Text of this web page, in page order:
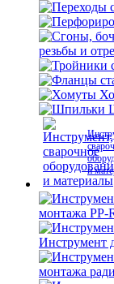
резьбы и
и
монтажа PP-
Инструмент
монтажа